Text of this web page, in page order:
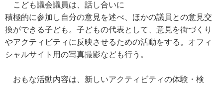
こども議会議員は、話し合いに
積極的に参加し自分の意見を述べ、ほかの議員との意見交
換ができる子ども。子どもの代表として、意見を街づくり
やアクティビティに反映させるための活動をする。オフィ
シャルサイト用の写真撮影なども行う。
おもな活動内容は、新しいアクティビティの体験・検